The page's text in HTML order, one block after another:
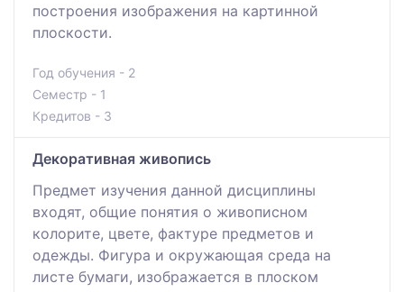
построения изображения на картинной
плоскости.
Год обучения - 2
Семестр - 1
Кредитов - 3
Декоративная живопись
Предмет изучения данной дисциплины
входят, общие понятия о живописном
колорите, цвете, фактуре предметов и
одежды. Фигура и окружающая среда на
листе бумаги, изображается в плоском